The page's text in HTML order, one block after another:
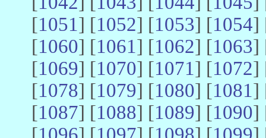
[1051] [1052] [1053] [1054]
[1060] [1061] [1062] [1063]
[1069] [1070] [1071] [1072]
[1078] [1079] [1080] [1081]
[1087] [1088] [1089] [1090]